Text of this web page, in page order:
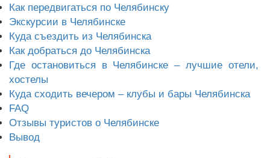
Как передвигаться по Челябинску
Экскурсии в Челябинске
Куда съездить из Челябинска
Как добраться до Челябинска
Где остановиться в Челябинске – лучшие отели,
хостелы
Куда сходить вечером – клубы и бары Челябинска
FAQ
Отзывы туристов о Челябинске
Вывод